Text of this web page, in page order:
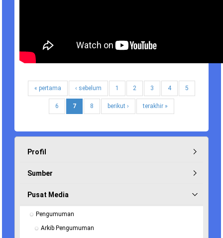
« pertama ‹ sebelum 1 2 3 4 5
6 7 8 berikut › terakhir »
Profil
Sumber
Pusat Media
Pengumuman
Arkib Pengumuman